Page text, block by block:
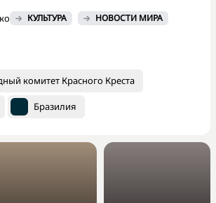
КУЛЬТУРА НОВОСТИ МИРА
комитет Красного Креста
Бразилия